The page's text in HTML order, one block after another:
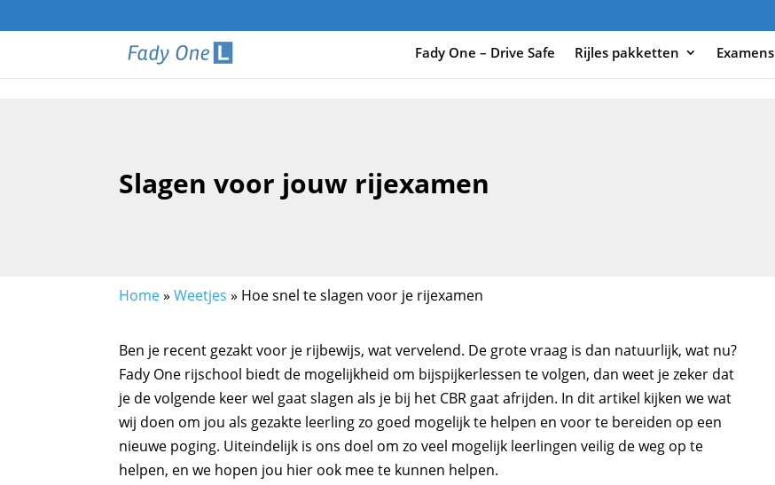
Fady One – Drive Safe Rijles pakketten Examens
Slagen voor jouw rijexamen
Home»Weetjes » Hoe snel te slagen voor je rijexamen
Ben je recent gezakt voor je rijbewijs, wat vervelend. De grote vraag is dan natuurlijk, wat nu?
Fady One rijschool biedt de mogelijkheid om bijspijkerlessen te volgen, dan weet je zeker dat
je de volgende keer wel gaat slagen als je bij het CBR gaat afrijden. In dit artikel kijken we wat
wij doen om jou als gezakte leerling zo goed mogelijk te helpen en voor te bereiden op een
nieuwe poging. Uiteindelijk is ons doel om zo veel mogelijk leerlingen veilig de weg op te
helpen, en we hopen jou hier ook mee te kunnen helpen.